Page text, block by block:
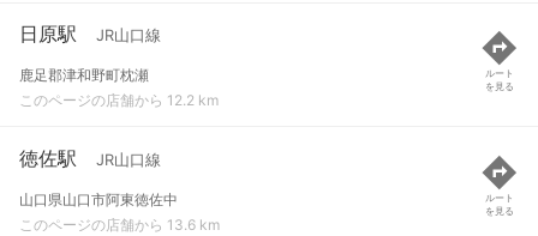
日原駅 JR山口線
鹿足郡津和野町枕瀬
このページの店舗から 12.2 km
ルート
を見る
徳佐駅 JR山口線
山口県山口市阿東徳佐中
このページの店舗から 13.6 km
ルート
を見る